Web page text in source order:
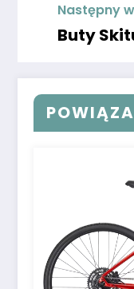
Następny
Buty